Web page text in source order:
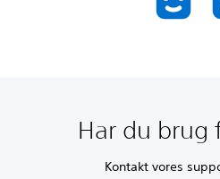
Har du brug
Kontakt vores